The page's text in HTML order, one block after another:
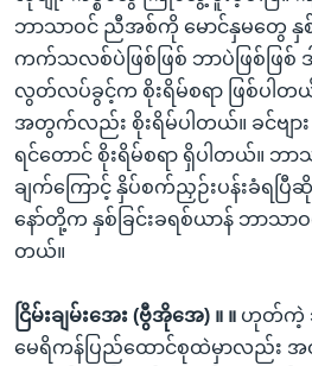
ဘာသာဝင် ညီအစ်ကို မောင်နှမတွေ နှစ်ခြ
ကက်သလစ်ပဲဖြစ်ဖြစ် ဘာပဲဖြစ်ဖြစ်
လွတ်လပ်ခွင့်က စိုးရိမ်စရာ ဖြစ်ပါတယ်
အတွက်လည်း စိုးရိမ်ပါတယ်။ ခင်ဗျား
ရင်တောင် စိုးရိမ်စရာ ရှိပါတယ်။ ဘာ
ချက်ကြောင့် နှိပ်စက်ညှဉ်းပန်းခံရပ
နော်တို့က နှစ်ခြင်းခရစ်ယာန် ဘာသာဝ
တယ်။
ငြိမ်းချမ်းအေး (ဗွီအိုအေ) ။ ။ ဟုတ်ကဲ့ ဘု
မေရိကန်ပြည်ထောင်စုထဲမှာလည်း အ